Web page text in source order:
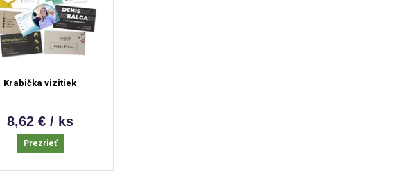
Krabička vizitiek
8,62 € / ks
Prezrieť